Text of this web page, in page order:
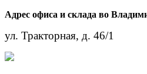
Адрес офиса и склада во
ул. Тракторная, д. 46/1